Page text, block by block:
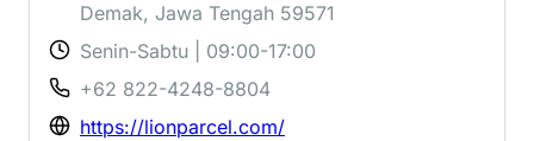
Demak, Jawa Tengah 59571
Senin-Sabtu | 09:00-17:00
+62 822-4248-8804
https://lionparcel.com/